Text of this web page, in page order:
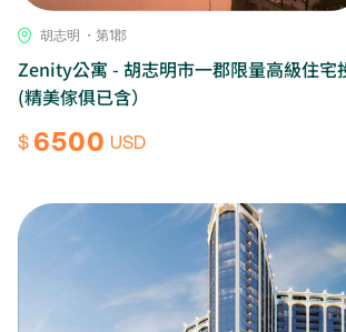
胡志明 ・第1郡
Zenity公寓 - 胡志明市一郡限量高級住宅
(精美傢俱已含）
$ 6500 USD